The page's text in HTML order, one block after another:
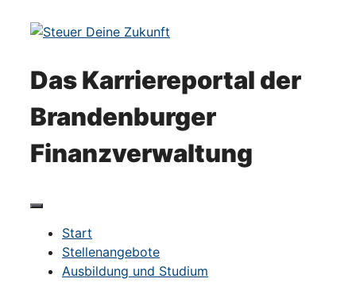
Das Karriereportal der
Brandenburger
Finanzverwaltung
Start
Stellenangebote
Ausbildung und Studium